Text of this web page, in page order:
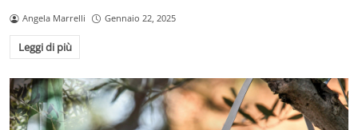
Angela Marrelli Gennaio 22, 2025
Leggi di più